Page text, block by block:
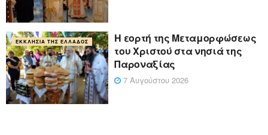
ΕΚΚΛΗΣΊΑ ΤΗΣ ΕΛΛΆΔΟΣ
Η εορτή της Μεταμορφώσεως
του Χριστού στα νησιά της
Παροναξίας
7 Αυγούστου 2026